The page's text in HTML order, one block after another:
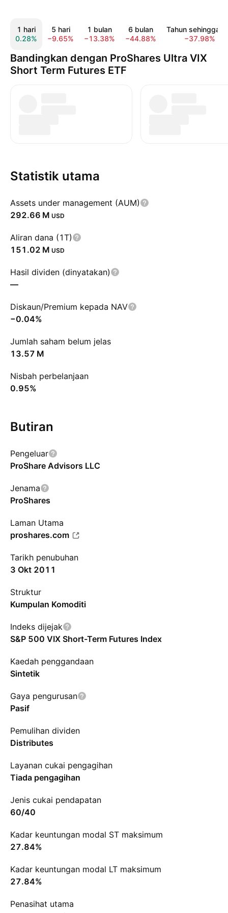
1 hari
0.28%
5 hari
−9.65%
1 bulan
−13.38%
6 bulan
−44.88%
Tahun sehingga
−37.98%
Bandingkan dengan ProShares Ultra VIX
Short Term Futures ETF
Statistik utama
Assets under management (AUM)
‪292.66 M‬ USD
Aliran dana (1T)
‪151.02 M‬ USD
Hasil dividen (dinyatakan)
—
Diskaun/Premium kepada NAV
−0.04%
Jumlah saham belum jelas
‪13.57 M‬
Nisbah perbelanjaan
0.95%
Butiran
Pengeluar
ProShare Advisors LLC
Jenama
ProShares
Laman Utama
proshares.com
Tarikh penubuhan
3 Okt 2011
Struktur
Kumpulan Komoditi
Indeks dijejak
S&P 500 VIX Short-Term Futures Index
Kaedah penggandaan
Sintetik
Gaya pengurusan
Pasif
Pemulihan dividen
Distributes
Layanan cukai pengagihan
Tiada pengagihan
Jenis cukai pendapatan
60/40
Kadar keuntungan modal ST maksimum
27.84%
Kadar keuntungan modal LT maksimum
27.84%
Penasihat utama